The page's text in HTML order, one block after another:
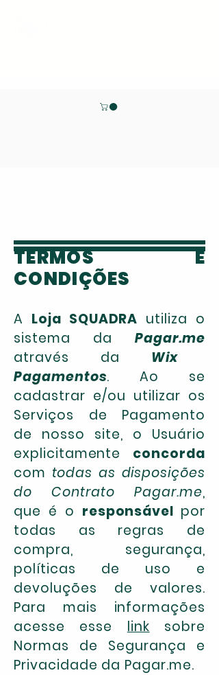
TERMOS E
CONDIÇÕES
A Loja SQUADRA utiliza o
sistema daPagar.me
através da Wix
Pagamentos. Ao se
cadastrar e/ou utilizar os
Serviços de Pagamento
de nosso site, o Usuário
explicitamente concorda
com todas as disposições
do Contrato Pagar.me,
que é o responsável por
todas as regras de
compra, segurança,
políticas de uso e
devoluções de valores.
Para mais informações
acesse esse link sobre
Normas de Segurança e
Privacidade da Pagar.me.